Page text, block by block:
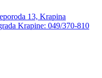
13, Krapina
Krapine: 049/370-810